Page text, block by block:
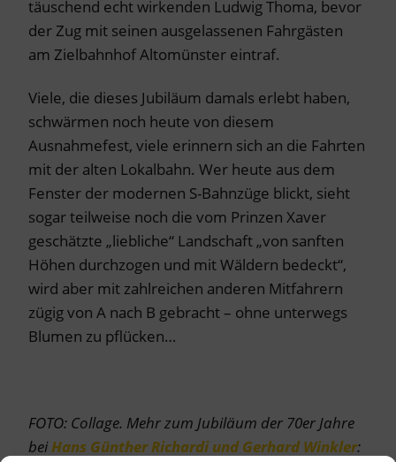
täuschend echt wirkenden Ludwig Thoma, bevor
der Zug mit seinen ausgelassenen Fahrgästen
am Zielbahnhof Altomünster eintraf.
Viele, die dieses Jubiläum damals erlebt haben,
schwärmen noch heute von diesem
Ausnahmefest, viele erinnern sich an die Fahrten
mit der alten Lokalbahn. Wer heute aus dem
Fenster der modernen S-Bahnzüge blickt, sieht
sogar teilweise noch die vom Prinzen Xaver
geschätzte „liebliche“ Landschaft „von sanften
Höhen durchzogen und mit Wäldern bedeckt“,
wird aber mit zahlreichen anderen Mitfahrern
zügig von A nach B gebracht – ohne unterwegs
Blumen zu pflücken…
FOTO: Collage. Mehr zum Jubiläum der 70er Jahre
beiHans Günther Richardi und Gerhard Winkler: